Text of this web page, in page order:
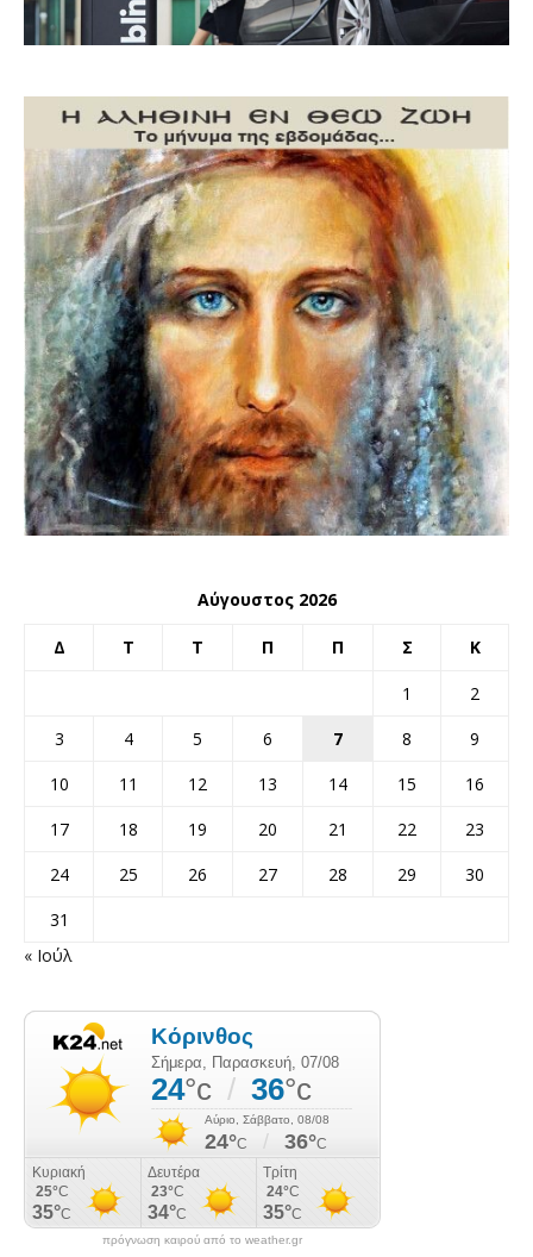
Αύγουστος 2026
Δ Τ Τ Π Π Σ Κ
1
2
3
4 5 6 7 8
9
10
11 12 13 14 15
16
17
18 19 20 21 22
23
24
25 26 27 28 29
30
31
« Ιούλ
πρόγνωση καιρού από το weather.gr